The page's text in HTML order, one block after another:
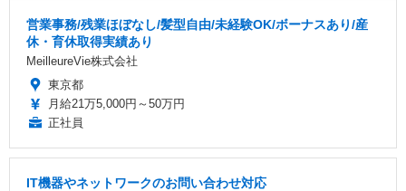
営業事務/残業ほぼなし/髪型自由/未経験OK/ボーナスあり/産
休・育休取得実績あり
MeilleureVie株式会社
東京都
月給21万5,000円～50万円
正社員
IT機器やネットワークのお問い合わせ対応